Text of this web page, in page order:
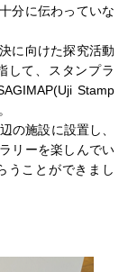
分に伝わっていな
に向けた探究活動
して、スタンプラ
Stamp
の施設に設置し、
リーを楽しんでい
うことができまし